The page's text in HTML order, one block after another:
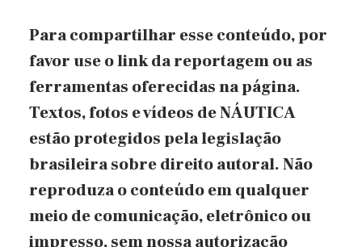
Para compartilhar esse conteúdo, por
favor use o link da reportagem ou as
ferramentas oferecidas na página.
Textos, fotos e vídeos de NÁUTICA
estão protegidos pela legislação
brasileira sobre direito autoral. Não
reproduza o conteúdo em qualquer
meio de comunicação, eletrônico ou
impresso, sem nossa autorização